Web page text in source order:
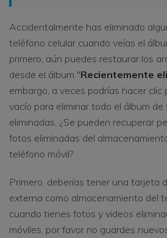
Accidentalmente has eliminado
teléfono celular cuando veías el
primero, aún puedes restaurar los
desde el álbum "Recientemente
embargo, a veces podrías hacer clic
vacío para eliminar todo el álbum
eliminadas. ¿Se pueden recuperar
fotos eliminadas del
teléfono móvil?
Primero, deberías tener una tarjeta
externa como almacenamiento del
cuando tienes fotos y videos
móviles, por favor no guardes